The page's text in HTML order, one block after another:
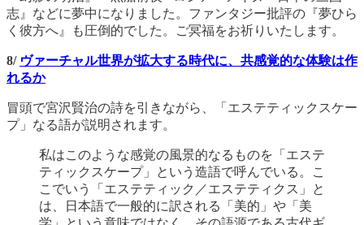
志』などに夢中になりました。ファンタジー批評の『夢ひら
く彼方へ』も圧倒的でした。ご冥福をお祈りいたします。
8/ ヴァーチャル世界が拡大する時代に、共感覚的な体験は作
れるか
冒頭で宮沢賢治の詩を引きながら、「エステティックスケー
プ」なる語が説明されます。
私はこのような感覚の風景的なるものを「エステ
ティックスケープ」という造語で呼んでいる。こ
こでいう「エステティック／エステティクス」と
は、日本語で一般的に訳される「美的」や「美